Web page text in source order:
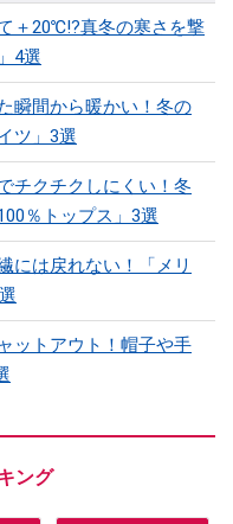
＋20℃!?真冬の寒さを撃
4選
瞬間から暖かい！冬の
ツ」3選
チクチクしにくい！冬
％トップス」3選
には戻れない！「メリ
ットアウト！帽子や手